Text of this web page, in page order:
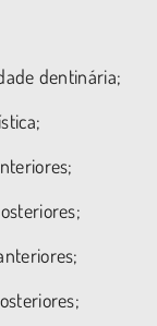
dentinária;